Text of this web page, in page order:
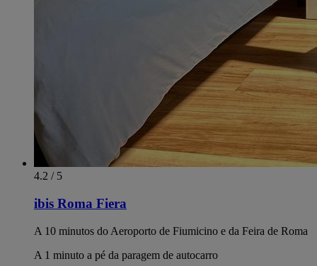
4.2 / 5
ibis Roma Fiera
A 10 minutos do Aeroporto de Fiumicino e da Feira de Roma
A 1 minuto a pé da paragem de autocarro